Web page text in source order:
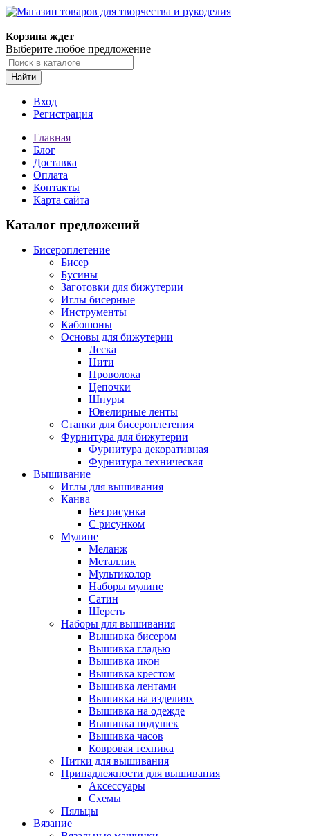
Корзина ждет
Выберите любое предложение
Найти
Вход
Регистрация
Главная
Блог
Доставка
Оплата
Контакты
Карта сайта
Каталог предложений
Бисероплетение
Бисер
Бусины
Заготовки для бижутерии
Иглы бисерные
Инструменты
Кабошоны
Основы для бижутерии
Леска
Нити
Проволока
Цепочки
Шнуры
Ювелирные ленты
Станки для бисероплетения
Фурнитура для бижутерии
Фурнитура декоративная
Фурнитура техническая
Вышивание
Иглы для вышивания
Канва
Без рисунка
С рисунком
Мулине
Меланж
Металлик
Мультиколор
Наборы мулине
Сатин
Шерсть
Наборы для вышивания
Вышивка бисером
Вышивка гладью
Вышивка икон
Вышивка крестом
Вышивка лентами
Вышивка на изделиях
Вышивка на одежде
Вышивка подушек
Вышивка часов
Ковровая техника
Нитки для вышивания
Принадлежности для вышивания
Аксессуары
Схемы
Пяльцы
Вязание